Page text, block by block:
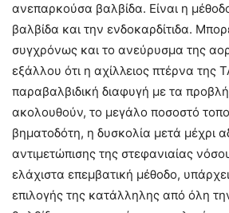
ανεπαρκούσα βαλβίδα. Είναι η
βαλβίδα και την ενδοκαρδίτιδα.
συγχρόνως και το ανεύρυσμα της
εξάλλου ότι η αχίλλειος πτέρνα της
παραβαλβιδική διαφυγή με τα
ακολουθούν, το μεγάλο ποσοστό
βηματοδότη, η δυσκολία μετά μέχρι
αντιμετώπισης της στεφανιαίας
ελάχιστα επεμβατική μέθοδο,
επιλογής της κατάλληλης από όλη